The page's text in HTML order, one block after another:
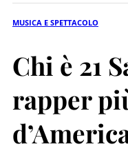
MUSICA E SPETTACOLO
Chi è 21
rapper